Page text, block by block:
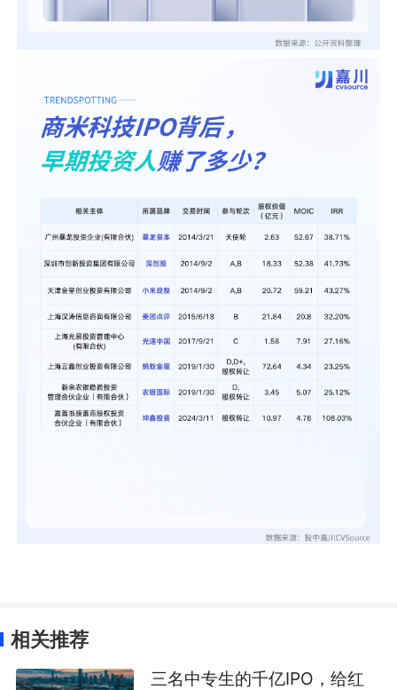
相关推荐
三名中专生的千亿IPO，给红